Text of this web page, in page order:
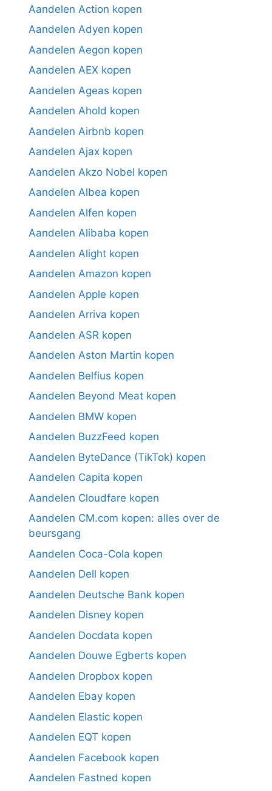
Aandelen Action kopen
Aandelen Adyen kopen
Aandelen Aegon kopen
Aandelen AEX kopen
Aandelen Ageas kopen
Aandelen Ahold kopen
Aandelen Airbnb kopen
Aandelen Ajax kopen
Aandelen Akzo Nobel kopen
Aandelen Albea kopen
Aandelen Alfen kopen
Aandelen Alibaba kopen
Aandelen Alight kopen
Aandelen Amazon kopen
Aandelen Apple kopen
Aandelen Arriva kopen
Aandelen ASR kopen
Aandelen Aston Martin kopen
Aandelen Belfius kopen
Aandelen Beyond Meat kopen
Aandelen BMW kopen
Aandelen BuzzFeed kopen
Aandelen ByteDance (TikTok) kopen
Aandelen Capita kopen
Aandelen Cloudfare kopen
Aandelen CM.com kopen: alles over de
beursgang
Aandelen Coca-Cola kopen
Aandelen Dell kopen
Aandelen Deutsche Bank kopen
Aandelen Disney kopen
Aandelen Docdata kopen
Aandelen Douwe Egberts kopen
Aandelen Dropbox kopen
Aandelen Ebay kopen
Aandelen Elastic kopen
Aandelen EQT kopen
Aandelen Facebook kopen
Aandelen Fastned kopen